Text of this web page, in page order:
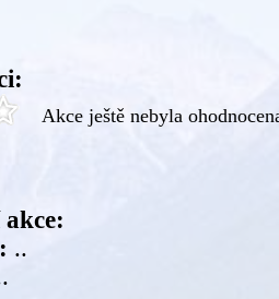
Akce ještě nebyla
..